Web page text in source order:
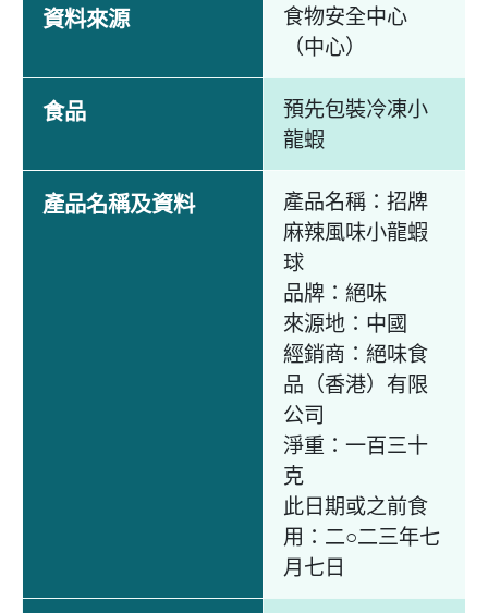
資料來源
食物安全中心
（中心）
食品
預先包裝冷凍小
龍蝦
產品名稱及資料
產品名稱：招牌
麻辣風味小龍蝦
球
品牌：絕味
來源地：中國
經銷商：絕味食
品（香港）有限
公司
淨重：一百三十
克
此日期或之前食
用：二○二三年七
月七日